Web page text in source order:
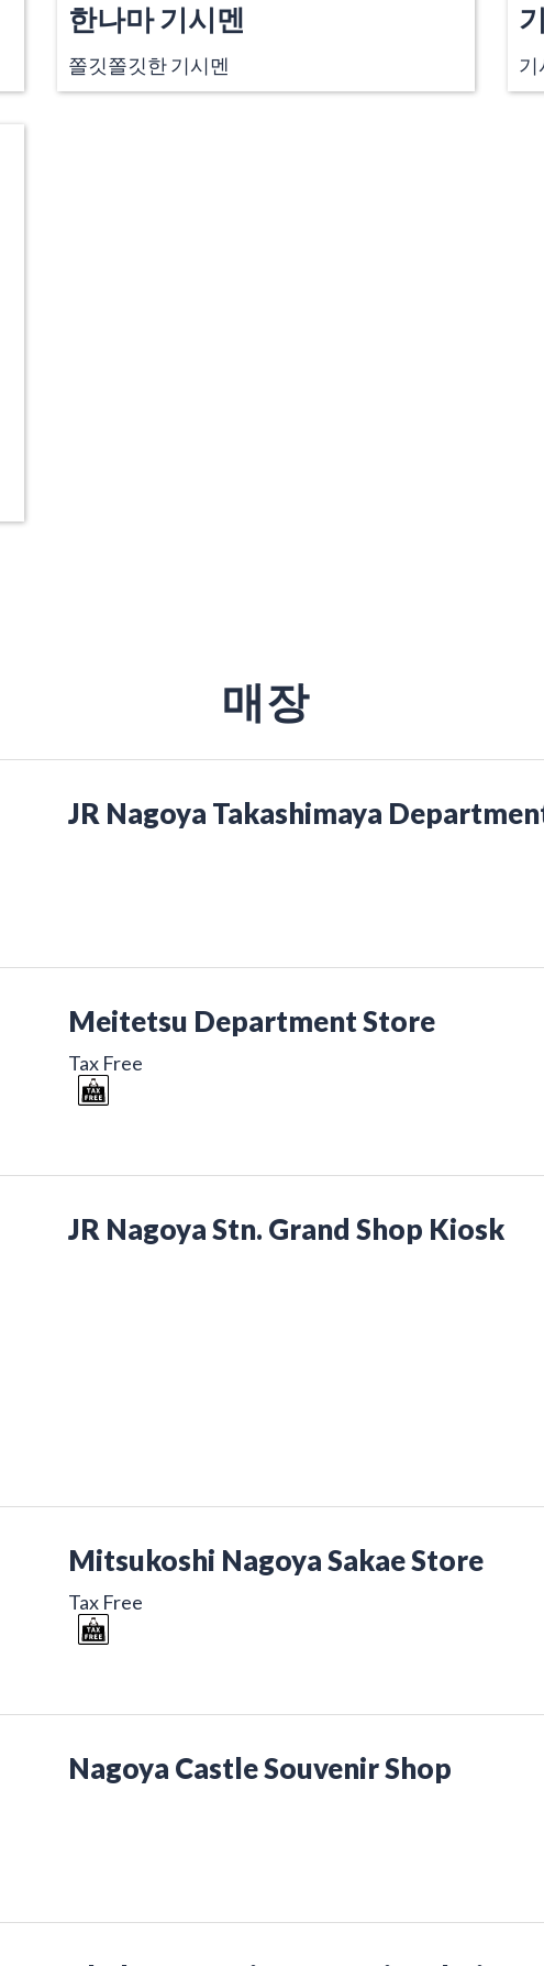
한나마 기시멘
쫄깃쫄깃한 기시멘 기
매장
JR Nagoya Takashimaya
Meitetsu Department Store
Tax Free
JR Nagoya Stn. Grand Shop Kiosk
Mitsukoshi Nagoya Sakae Store
Tax Free
Nagoya Castle Souvenir Shop